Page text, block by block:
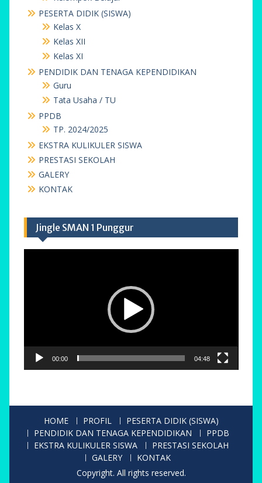
PESERTA DIDIK (SISWA)
Kelas X
Kelas XII
Kelas XI
PENDIDIK DAN TENAGA KEPENDIDIKAN
Guru
Tata Usaha / TU
PPDB
TP. 2024/2025
EKSTRA KULIKULER SISWA
PRESTASI SEKOLAH
GALERY
KONTAK
Jingle SMAN 1 Punggur
00:00 04:48
HOME PROFIL
PESERTA DIDIK (SISWA)
PENDIDIK DAN TENAGA KEPENDIDIKAN
PPDB
EKSTRA KULIKULER SISWA
PRESTASI SEKOLAH
GALERY
KONTAK
Copyright. All rights reserved.